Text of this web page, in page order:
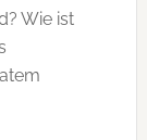
Wie ist